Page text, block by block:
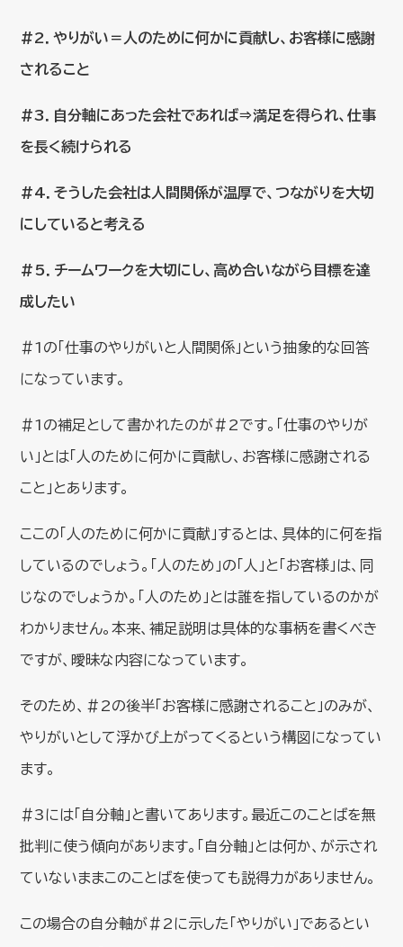
#2．やりがい＝人のために何かに貢献し、お客様に感謝
されること
#3．自分軸にあった会社であれば⇒満足を得られ、仕事
を長く続けられる
#4．そうした会社は人間関係が温厚で、つながりを大切
にしていると考える
#5．チームワークを大切にし、高め合いながら目標を達
成したい
＃1の「仕事のやりがいと人間関係」という抽象的な回答
になっています。
＃1の補足として書かれたのが＃2です。「仕事のやりが
い」とは「人のために何かに貢献し、お客様に感謝される
こと」とあります。
ここの「人のために何かに貢献」するとは、具体的に何を指
しているのでしょう。「人のため」の「人」と「お客様」は、同
じなのでしょうか。「人のため」とは誰を指しているのかが
わかりません。本来、補足説明は具体的な事柄を書くべき
ですが、曖昧な内容になっています。
そのため、＃2の後半「お客様に感謝されること」のみが、
やりがいとして浮かび上がってくるという構図になってい
ます。
＃3には「自分軸」と書いてあります。最近このことばを無
批判に使う傾向があります。「自分軸」とは何か、が示され
ていないままこのことばを使っても説得力がありません。
この場合の自分軸が＃2に示した「やりがい」であるとい